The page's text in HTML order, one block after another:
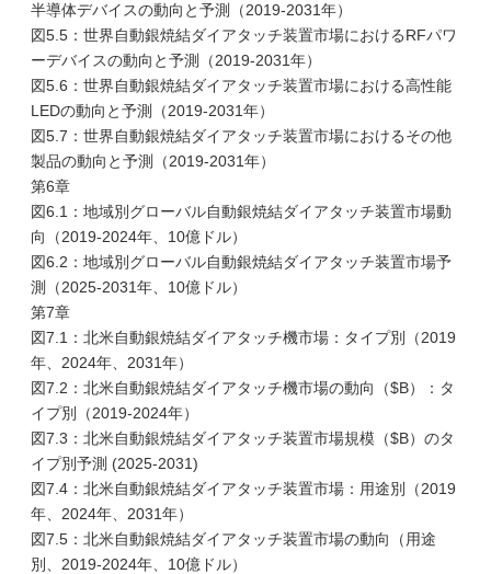
半導体デバイスの動向と予測（2019-2031年）
図5.5：世界自動銀焼結ダイアタッチ装置市場におけるRFパワ
ーデバイスの動向と予測（2019-2031年）
図5.6：世界自動銀焼結ダイアタッチ装置市場における高性能
LEDの動向と予測（2019-2031年）
図5.7：世界自動銀焼結ダイアタッチ装置市場におけるその他
製品の動向と予測（2019-2031年）
第6章
図6.1：地域別グローバル自動銀焼結ダイアタッチ装置市場動
向（2019-2024年、10億ドル）
図6.2：地域別グローバル自動銀焼結ダイアタッチ装置市場予
測（2025-2031年、10億ドル）
第7章
図7.1：北米自動銀焼結ダイアタッチ機市場：タイプ別（2019
年、2024年、2031年）
図7.2：北米自動銀焼結ダイアタッチ機市場の動向（$B）：タ
イプ別（2019-2024年）
図7.3：北米自動銀焼結ダイアタッチ装置市場規模（$B）のタ
イプ別予測 (2025-2031)
図7.4：北米自動銀焼結ダイアタッチ装置市場：用途別（2019
年、2024年、2031年）
図7.5：北米自動銀焼結ダイアタッチ装置市場の動向（用途
別、2019-2024年、10億ドル）